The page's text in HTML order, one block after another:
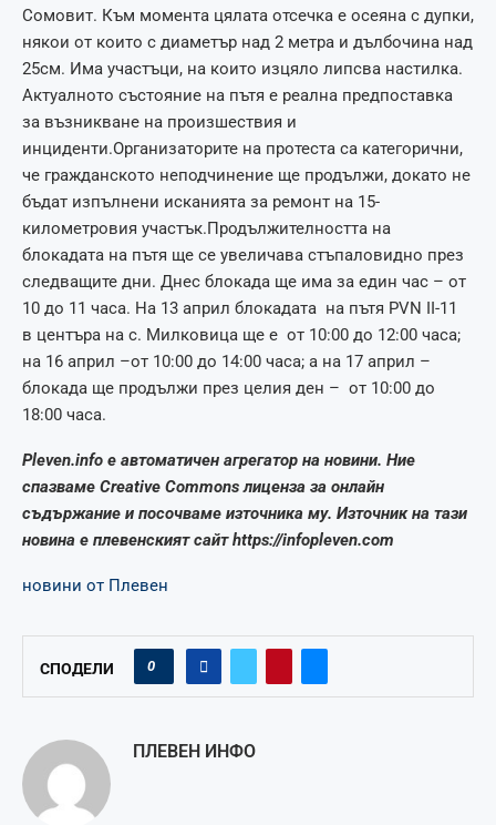
Сомовит. Към момента цялата отсечка е осеяна с дупки,
някои от които с диаметър над 2 метра и дълбочина над
25см. Има участъци, на които изцяло липсва настилка.
Актуалното състояние на пътя е реална предпоставка
за възникване на произшествия и
инциденти.Организаторите на протеста са категорични,
че гражданското неподчинение ще продължи, докато не
бъдат изпълнени исканията за ремонт на 15-
километровия участък.Продължителността на
блокадата на пътя ще се увеличава стъпаловидно през
следващите дни. Днес блокада ще има за един час – от
10 до 11 часа. На 13 април блокадата на пътя PVN II-11
в центъра на с. Милковица ще е от 10:00 до 12:00 часа;
на 16 април –от 10:00 до 14:00 часа; а на 17 април –
блокада ще продължи през целия ден – от 10:00 до
18:00 часа.
Pleven.info е автоматичен агрегатор на новини. Ние
спазваме Creative Commons лиценза за онлайн
съдържание и посочваме източника му. Източник на тази
новина е плевенският сайт https://infopleven.com
новини от Плевен
СПОДЕЛИ 0
ПЛЕВЕН ИНФО